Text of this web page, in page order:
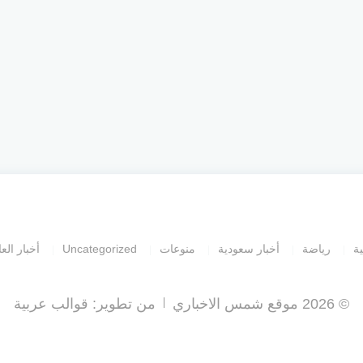
رياضة أخبار سعودية منوعات Uncategorized أخبار
© 2026 موقع شمس الاخباري من تطوير: قوالب عربية